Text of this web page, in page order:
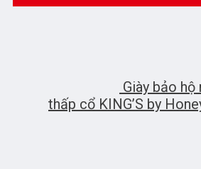
Giày bảo
thấp cổ KING’S by